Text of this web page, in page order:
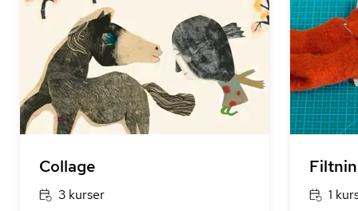
Collage
3 kurser 1